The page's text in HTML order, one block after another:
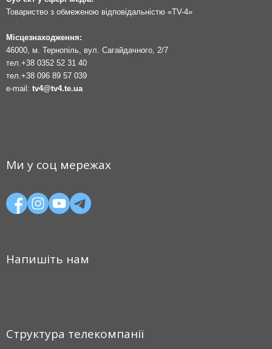
Товариство з обмеженою відповідальністю «TV-4»
Місцезнаходження:
46000, м. Тернопіль, вул. Сагайдачного, 2/7
тел.+38 0352 52 31 40
тел.+38 096 89 57 039
e-mail: tv4@tv4.te.ua
Ми у соц мережах
Напишіть нам
Структура телекомпанії